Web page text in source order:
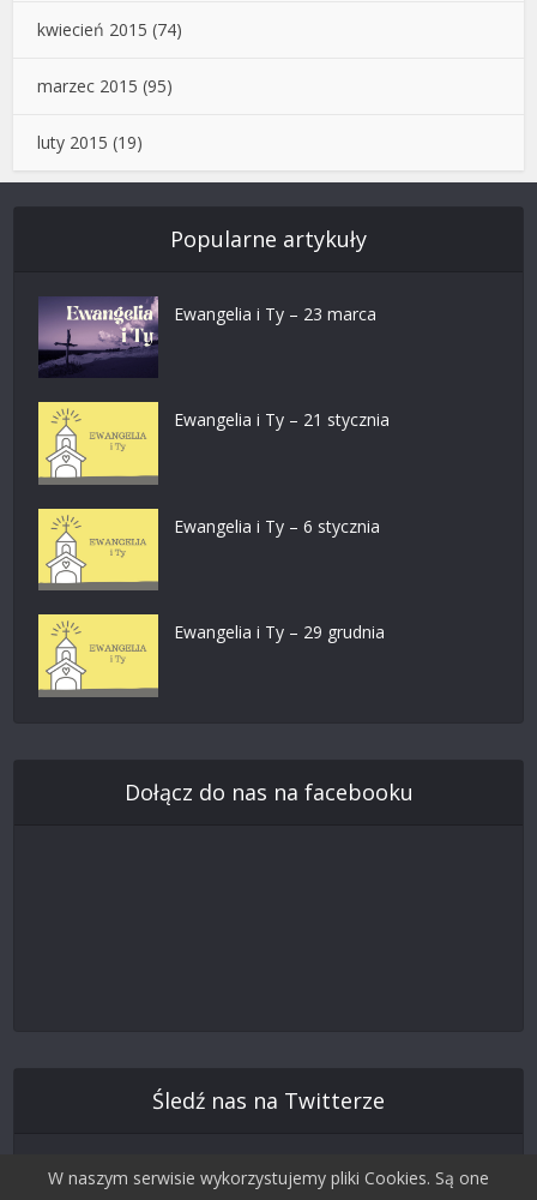
kwiecień 2015 (74)
marzec 2015 (95)
luty 2015 (19)
Popularne artykuły
Ewangelia i Ty – 23 marca
Ewangelia i Ty – 21 stycznia
Ewangelia i Ty – 6 stycznia
Ewangelia i Ty – 29 grudnia
Dołącz do nas na facebooku
Śledź nas na Twitterze
W naszym serwisie wykorzystujemy pliki Cookies. Są one